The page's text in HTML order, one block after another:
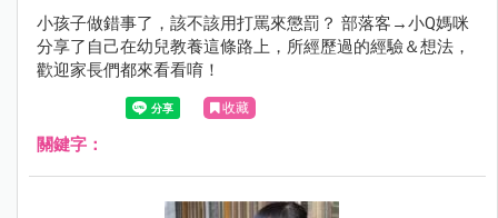
小孩子做錯事了，該不該用打罵來懲罰？ 部落客→小Q媽咪
分享了自己在幼兒教養這條路上，所經歷過的經驗＆想法，
歡迎家長們都來看看唷！
收藏
關鍵字：